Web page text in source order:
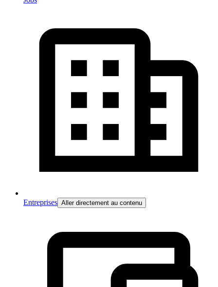
Entreprises Aller directement au contenu